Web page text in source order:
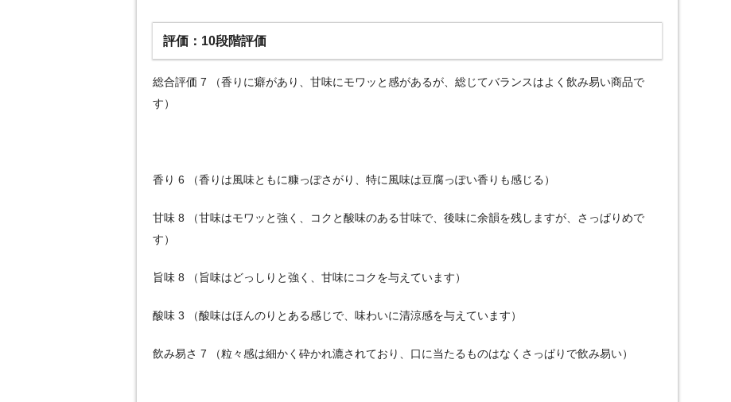
評価：10段階評価
総合評価 7 （香りに癖があり、甘味にモワッと感があるが、総じてバランスはよく飲み易い商品で
す）
香り 6 （香りは風味ともに糠っぽさがり、特に風味は豆腐っぽい香りも感じる）
甘味 8 （甘味はモワッと強く、コクと酸味のある甘味で、後味に余韻を残しますが、さっぱりめで
す）
旨味 8 （旨味はどっしりと強く、甘味にコクを与えています）
酸味 3 （酸味はほんのりとある感じで、味わいに清涼感を与えています）
飲み易さ 7 （粒々感は細かく砕かれ漉されており、口に当たるものはなくさっぱりで飲み易い）